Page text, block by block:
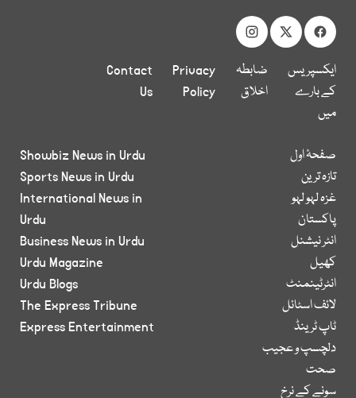
ایکسپریس
کے بارے
میں
ضابطہ
اخلاق
Privacy
Policy
Contact
Us
صفحۂ اول
تازہ ترین
غزہ لہو لہو
پاکستان
انٹر نیشنل
کھیل
انٹرٹینمنٹ
لائف اسٹائل
ٹاپ ٹرینڈ
دلچسپ و عجیب
صحت
سونے کے نرخ
Showbiz News in Urdu
Sports News in Urdu
International News in
Urdu
Business News in Urdu
Urdu Magazine
Urdu Blogs
The Express Tribune
Express Entertainment